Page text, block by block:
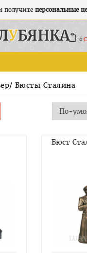
получите персональные
0
/ Бюсты Сталина
Бюст